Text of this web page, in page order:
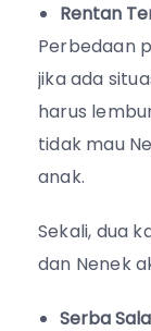
Rentan
Perbedaan
jika ada
harus
tidak mau
anak.
Sekali, dua
dan Nenek
Serba